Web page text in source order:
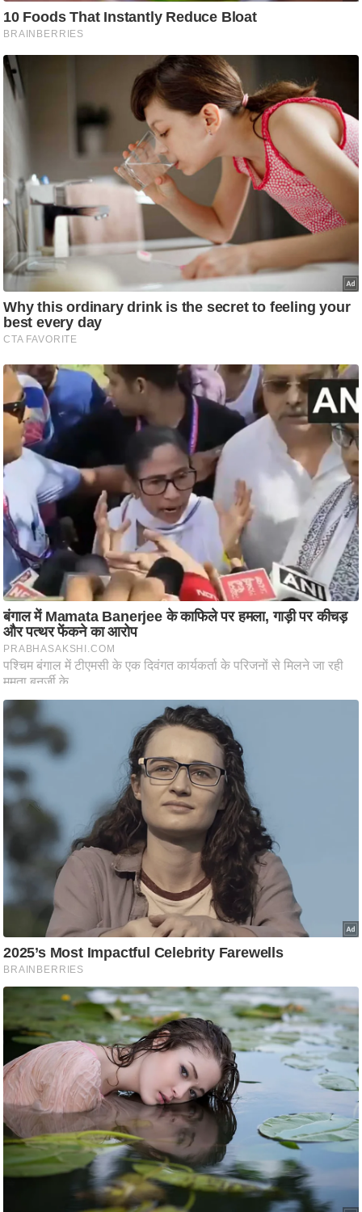
g
N
w
s
स्टा
इ
ल
टे
क्नॉ
लॉ
जी
ब्यू
/
फै
श
न
घ
नु
स्खे
प
र्य
ट
न
स्थ
ल
फि
ट
ने
स
मं
रि
प
रा
ज
नी
ति
वि
श्ले
ष
ण
स
म
सा